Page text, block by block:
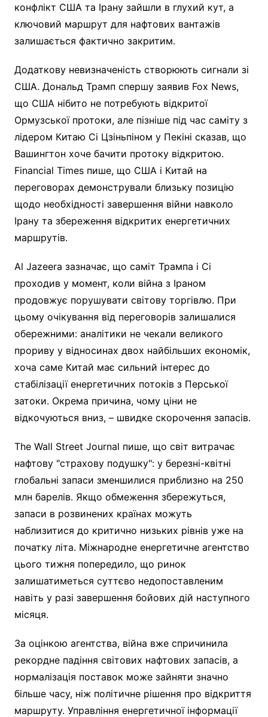
конфлікт США та Ірану зайшли в глухий кут, а
ключовий маршрут для нафтових вантажів
залишається фактично закритим.
Додаткову невизначеність створюють сигнали зі
США. Дональд Трамп спершу заявив Fox News,
що США нібито не потребують відкритої
Ормузської протоки, але пізніше під час саміту з
лідером Китаю Сі Цзіньпіном у Пекіні сказав, що
Вашингтон хоче бачити протоку відкритою.
Financial Times пише, що США і Китай на
переговорах демонстрували близьку позицію
щодо необхідності завершення війни навколо
Ірану та збереження відкритих енергетичних
маршрутів.
Al Jazeera зазначає, що саміт Трампа і Сі
проходив у момент, коли війна з Іраном
продовжує порушувати світову торгівлю. При
цьому очікування від переговорів залишалися
обережними: аналітики не чекали великого
прориву у відносинах двох найбільших економік,
хоча саме Китай має сильний інтерес до
стабілізації енергетичних потоків з Перської
затоки. Окрема причина, чому ціни не
відкочуються вниз, – швидке скорочення запасів.
The Wall Street Journal пише, що світ витрачає
нафтову "страхову подушку": у березні-квітні
глобальні запаси зменшилися приблизно на 250
млн барелів. Якщо обмеження збережуться,
запаси в розвинених країнах можуть
наблизитися до критично низьких рівнів уже на
початку літа. Міжнародне енергетичне агентство
цього тижня попередило, що ринок
залишатиметься суттєво недопоставленим
навіть у разі завершення бойових дій наступного
місяця.
За оцінкою агентства, війна вже спричинила
рекордне падіння світових нафтових запасів, а
нормалізація поставок може зайняти значно
більше часу, ніж політичне рішення про відкриття
маршруту. Управління енергетичної інформації